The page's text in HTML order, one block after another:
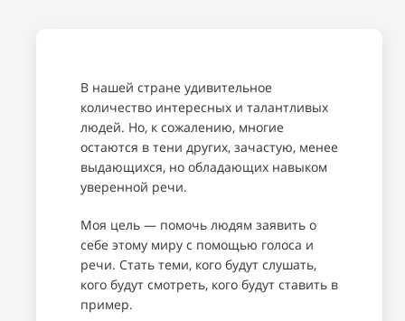
В нашей стране удивительное
количество интересных и талантливых
людей. Но, к сожалению, многие
остаются в тени других, зачастую, менее
выдающихся, но обладающих навыком
уверенной речи.
Моя цель — помочь людям заявить о
себе этому миру с помощью голоса и
речи. Стать теми, кого будут слушать,
кого будут смотреть, кого будут ставить в
пример.